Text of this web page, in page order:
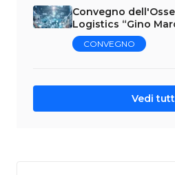
Convegno
Logistics “Gino
CONVEGNO
Vedi